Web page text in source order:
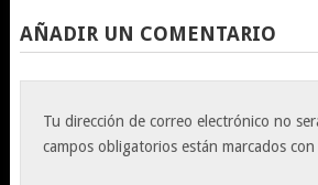
AÑADIR UN COMENTARIO
Tu dirección de correo electrónico no
campos obligatorios están marcados con